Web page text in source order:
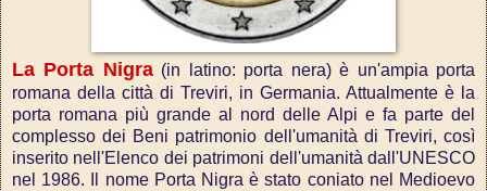
La Porta Nigra(in latino: porta nera) è un'ampia porta
romana della città di Treviri, in Germania. Attualmente è la
porta romana più grande al nord delle Alpi e fa parte del
complesso dei Beni patrimonio dell'umanità di Treviri, così
inserito nell'Elenco dei patrimoni dell'umanità dall'UNESCO
nel 1986. Il nome Porta Nigra è stato coniato nel Medioevo